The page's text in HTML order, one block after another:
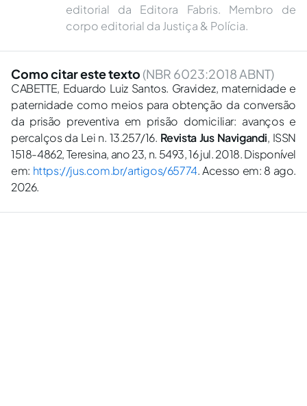
editorial da Editora Fabris. Membro de
corpo editorial da Justiça & Polícia.
Como citar este texto (NBR 6023:2018 ABNT)
CABETTE, Eduardo Luiz Santos. Gravidez, maternidade e
paternidade como meios para obtenção da conversão
da prisão preventiva em prisão domiciliar: avanços e
percalços da Lei n. 13.257/16. Revista Jus Navigandi, ISSN
1518-4862, Teresina, ano 23, n. 5493, 16 jul. 2018. Disponível
em: https://jus.com.br/artigos/65774. Acesso em: 8 ago.
2026.